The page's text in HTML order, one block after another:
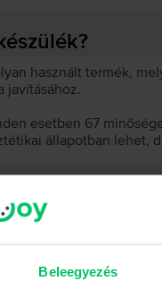
Beleegyezés
használt termék,
javításához.
esetben 67
állapotban lehet,
készüléket
képes az